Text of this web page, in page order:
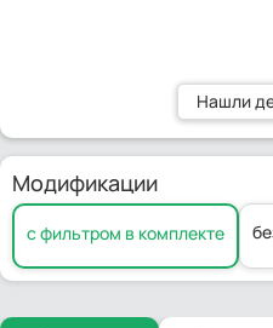
Нашли
Модификации
с фильтром в комплекте